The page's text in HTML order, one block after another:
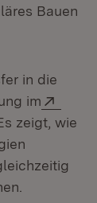
Bauen
in die
im
in
zeigt, wie